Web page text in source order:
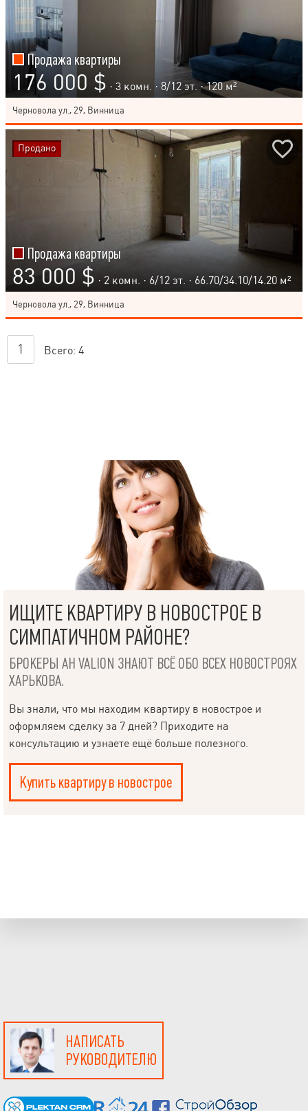
Продажа квартиры
176 000 $ · 3 комн. · 8/12 эт. · 120 м²
Черновола ул., 29, Винница
Продажа квартиры
83 000 $ · 2 комн. · 6/12 эт. · 66.70/34.10/14.20 м²
Черновола ул., 29, Винница
Продано
1 Всего: 4
ИЩИТЕ КВАРТИРУ В НОВОСТРОЕ В
СИМПАТИЧНОМ РАЙОНЕ?
БРОКЕРЫ АН VALION ЗНАЮТ ВСЁ ОБО ВСЕХ НОВОСТРОЯХ
ХАРЬКОВА.
Вы знали, что мы находим квартиру в новострое и
оформляем сделку за 7 дней? Приходите на
консультацию и узнаете ещё больше полезного.
Купить квартиру в новострое
НАПИСАТЬ
РУКОВОДИТЕЛЮ